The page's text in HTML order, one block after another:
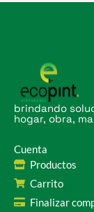
brindando
hogar, obra,
Cuenta
Productos
Carrito
Finalizar